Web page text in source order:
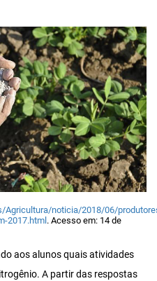
Agricultura/noticia/2018/06/
2017.html . Acesso em: 14 de
aos alunos quais atividades
A partir das respostas